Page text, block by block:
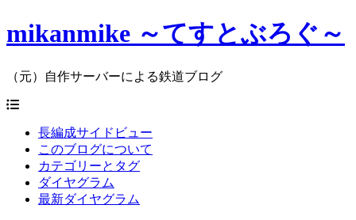
mikanmike ～てすとぶろぐ～
（元）自作サーバーによる鉄道ブログ
長編成サイドビュー
このブログについて
カテゴリーとタグ
ダイヤグラム
最新ダイヤグラム